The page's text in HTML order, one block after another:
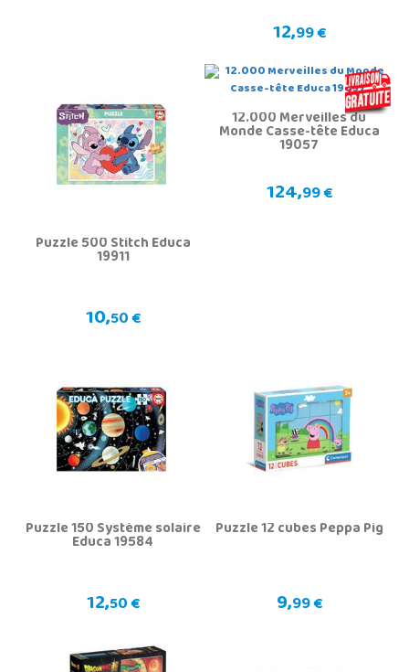
12,99 €
Puzzle 500 Stitch Educa
19911
10,50 €
12.000 Merveilles du
Monde Casse-tête Educa
19057
124,99 €
Puzzle 150 Système solaire
Educa 19584
12,50 €
Puzzle 12 cubes Peppa Pig
9,99 €